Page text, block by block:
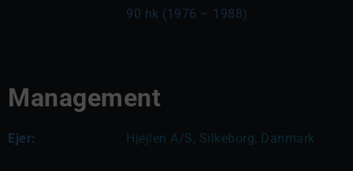
90 hk (1976 – 1988)
Management
Ejer: Hjejlen A/S, Silkeborg, Danmark